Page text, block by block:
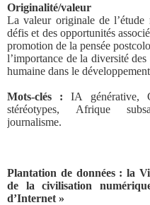
Originalité/valeur
La valeur originale de l’étude
défis et des opportunités
promotion de la pensée
l’importance de la diversité
humaine dans le
Mots-clés : IA générative,
stéréotypes, Afrique
journalisme.
Plantation de données : la
de la civilisation
d’Internet »